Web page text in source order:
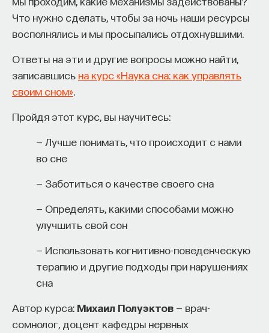
Что нужно сделать, чтобы за ночь наши ресурсы
восполнялись и мы просыпались отдохнувшими.
Ответы на эти и другие вопросы можно найти,
записавшись на курс «Наука сна: как управлять
своим сном».
Пройдя этот курс, вы научитесь:
— Лучше понимать, что происходит с нами
во сне
— Заботиться о качестве своего сна
— Определять, какими способами можно
улучшить свой сон
— Использовать когнитивно-поведенческую
терапию и другие подходы при нарушениях
сна
Автор курса: Михаил Полуэктов — врач-
сомнолог, доцент кафедры нервных